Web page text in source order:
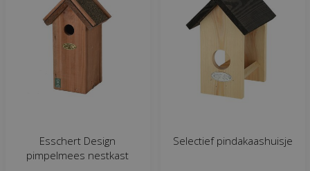
Esschert Design
pimpelmees nestkast
Selectief pindakaashuisje